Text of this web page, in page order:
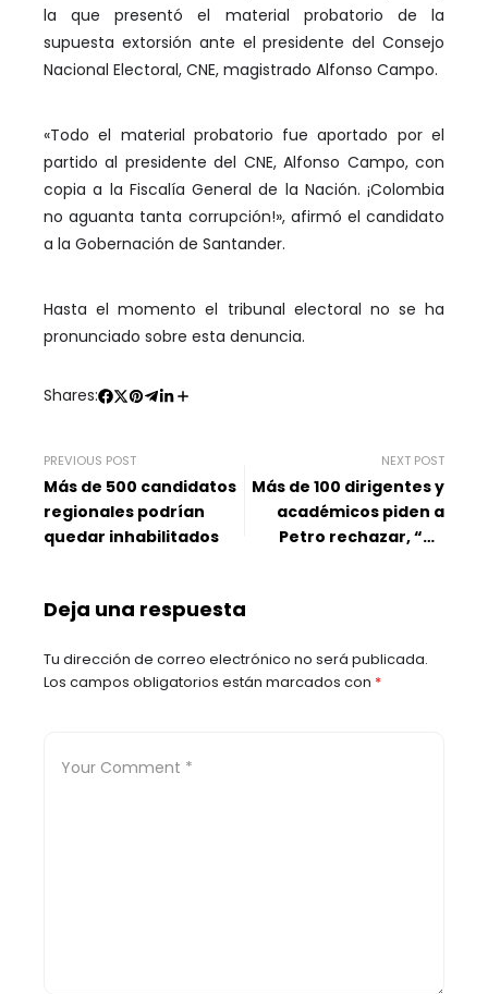
la que presentó el material probatorio de la
supuesta extorsión ante el presidente del Consejo
Nacional Electoral, CNE, magistrado Alfonso Campo.
«Todo el material probatorio fue aportado por el
partido al presidente del CNE, Alfonso Campo, con
copia a la Fiscalía General de la Nación. ¡Colombia
no aguanta tanta corrupción!», afirmó el candidato
a la Gobernación de Santander.
Hasta el momento el tribunal electoral no se ha
pronunciado sobre esta denuncia.
Shares:
PREVIOUS POST
Más de 500 candidatos
regionales podrían
quedar inhabilitados
NEXT POST
Más de 100 dirigentes y
académicos piden a
Petro rechazar, “de
Deja una respuesta
Tu dirección de correo electrónico no será publicada.
Los campos obligatorios están marcados con *